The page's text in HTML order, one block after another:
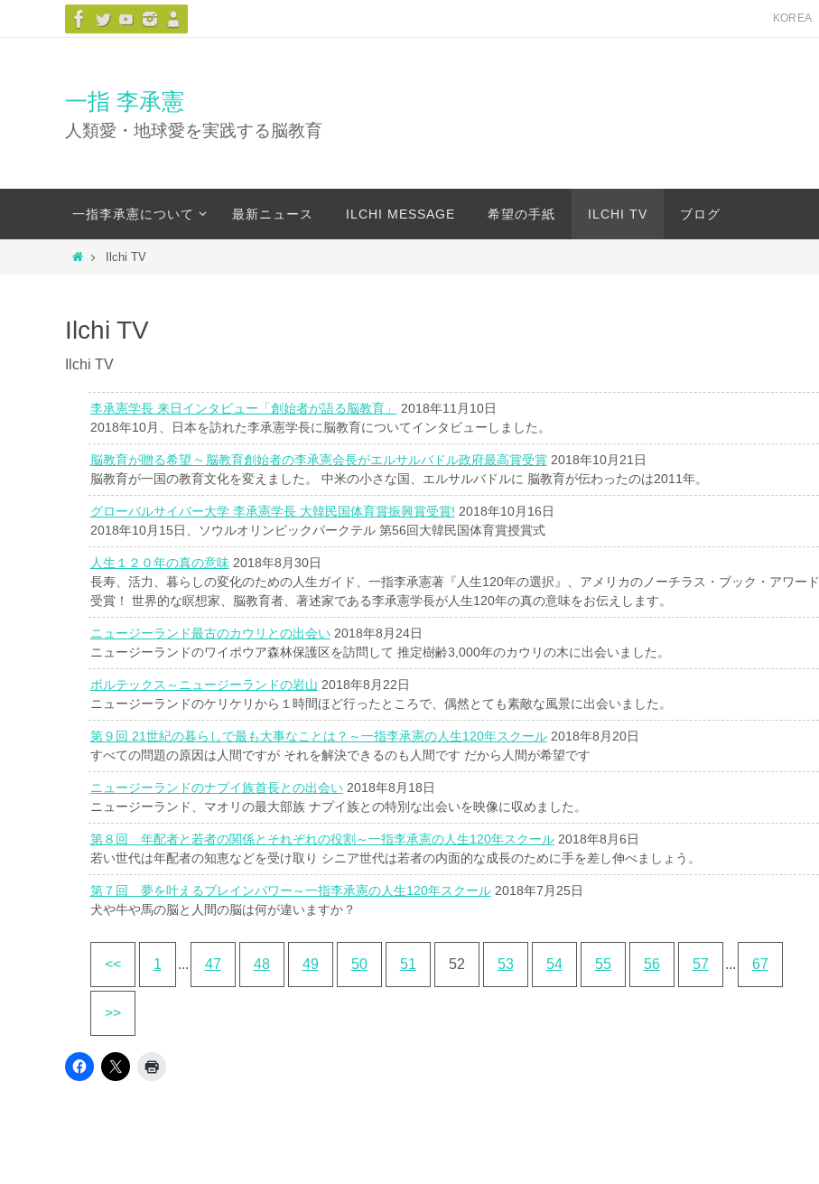
キ
プ
KOREA
一指 李承憲
人類愛・地球愛を実践する脳教育
テ
一指李承憲について 最新ニュース ILCHI MESSAGE 希望の手紙 ILCHI TV ブログ
ホ
Ilchi TV
Ilchi TV
Ilchi TV
李承憲学長 来日インタビュー「創始者が語る脳教育」
2018年11月10日
2018年10月、日本を訪れた李承憲学長に脳教育についてインタビューしました。
脳教育が贈る希望 ~ 脳教育創始者の李承憲会長がエルサルバドル政府最高賞受賞2018年10月21日
脳教育が一国の教育文化を変えました。 中米の小さな国、エルサルバドルに 脳教育が伝わったのは2011年。
グローバルサイバー大学 李承憲学長 大韓民国体育賞振興賞受賞! 2018年10月16日
2018年10月15日、ソウルオリンピックパークテル 第56回大韓民国体育賞授賞式
人生１２０年の真の意味2018年8月30日
長寿、活力、暮らしの変化のための人生ガイド、一指李承憲著『人生120年の選択』、アメリカのノーチラス・ブック・アワード
受賞！ 世界的な瞑想家、脳教育者、著述家である李承憲学長が人生120年の真の意味をお伝えします。
ニュージーランド最古のカウリとの出会い2018年8月24日
ニュージーランドのワイポウア森林保護区を訪問して 推定樹齢3,000年のカウリの木に出会いました。
ボルテックス～ニュージーランドの岩山 2018年8月22日
ニュージーランドのケリケリから１時間ほど行ったところで、偶然とても素敵な風景に出会いました。
第９回 21世紀の暮らしで最も大事なことは？～一指李承憲の人生120年スクール2018年8月20日
すべての問題の原因は人間ですが それを解決できるのも人間です だから人間が希望です
ニュージーランドのナプイ族首長との出会い2018年8月18日
ニュージーランド、マオリの最大部族 ナプイ族との特別な出会いを映像に収めました。
第８回 年配者と若者の関係とそれぞれの役割～一指李承憲の人生120年スクール2018年8月6日
若い世代は年配者の知恵などを受け取り シニア世代は若者の内面的な成長のために手を差し伸べましょう。
第７回 夢を叶えるブレインパワー～一指李承憲の人生120年スクール2018年7月25日
犬や牛や馬の脳と人間の脳は何が違いますか？
<< 1 ... 47 48 49 50 51 52 53 54 55 56 57 ... 67
>>